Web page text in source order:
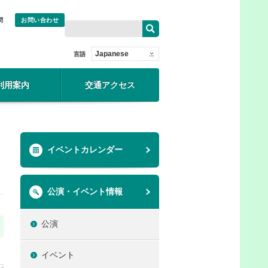
お問い合わせ
言語 Japanese
用案内 交通アクセス
イベントカレンダー
公演・イベント情報
公演
イベント